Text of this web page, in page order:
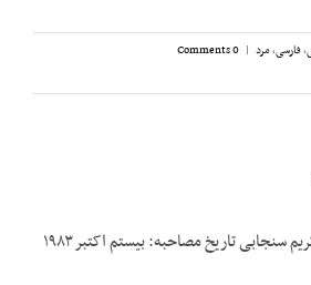
,فارسی,مرد |
0 Comments
روایت‌‌کننده: آقای دکتر کریم سنجابی تاریخ مصاحبه: بیستم اکتبر ۱۹۸۳